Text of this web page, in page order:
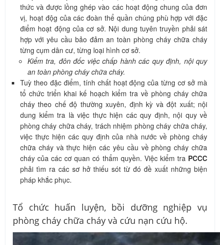
thức và được lồng ghép vào các hoạt động chung của đơn
vị, hoạt độg của các đoàn thể quần chúng phù hợp với đặc
điểm hoạt động của cơ sở. Nội dung tuyên truyền phải sát
hợp với yêu cầu bảo đảm an toàn phòng cháy chữa cháy
từng cụm dân cư, từng loại hình cơ sở.
Kiểm tra, đôn đốc việc chấp hành các quy định, nội quy
an toàn phòng cháy chữa cháy.
Tuỳ theo đặc điểm, tính chất hoạt động của từng cơ sở mà
tổ chức triển khai kế hoạch kiểm tra về phòng cháy chữa
cháy theo chế độ thường xuyên, định kỳ và đột xuất; nội
dung kiểm tra là việc thực hiện các quy định, nội quy về
phòng cháy chữa cháy, trách nhiệm phòng cháy chữa cháy,
việc thực hiện các quy định của nhà nước về phòng cháy
chữa cháy và thực hiện các yêu cầu về phòng cháy chữa
cháy của các cơ quan có thẩm quyền. Việc kiểm tra PCCC
phải tìm ra các sơ hở thiếu sót từ đó đề xuất những biện
pháp khắc phục.
Tổ chức huấn luyện, bồi dưỡng nghiệp vụ
phòng cháy chữa cháy và cứu nạn cứu hộ.